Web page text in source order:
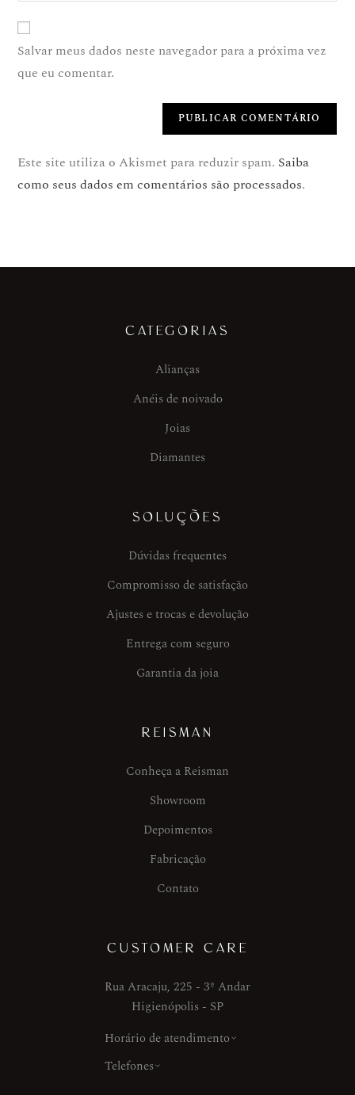
Salvar meus dados neste navegador para a próxima vez
que eu comentar.
Este site utiliza o Akismet para reduzir spam. Saiba
como seus dados em comentários são processados.
CATEGORIAS
Alianças
Anéis de noivado
Joias
Diamantes
SOLUÇÕES
Dúvidas frequentes
Compromisso de satisfação
Ajustes e trocas e devolução
Entrega com seguro
Garantia da joia
REISMAN
Conheça a Reisman
Showroom
Depoimentos
Fabricação
Contato
CUSTOMER CARE
Rua Aracaju, 225 - 3º Andar
Higienópolis - SP
Horário de atendimento
Telefones